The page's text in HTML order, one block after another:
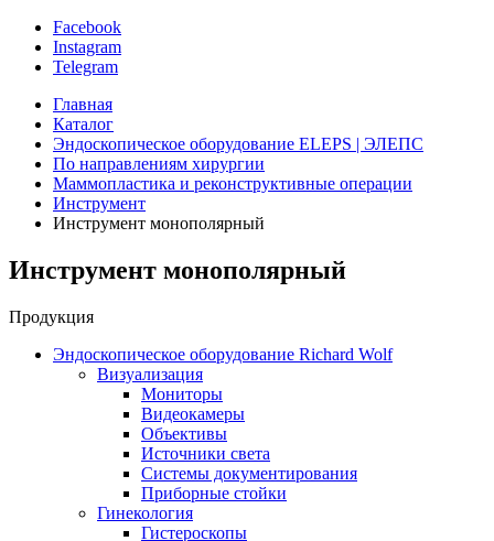
Facebook
Instagram
Telegram
Главная
Каталог
Эндоскопическое оборудование ELEPS | ЭЛЕПС
По направлениям хирургии
Маммопластика и реконструктивные операции
Инструмент
Инструмент монополярный
Инструмент монополярный
Продукция
Эндоскопическое оборудование Richard Wolf
Визуализация
Мониторы
Видеокамеры
Объективы
Источники света
Системы документирования
Приборные стойки
Гинекология
Гистероскопы